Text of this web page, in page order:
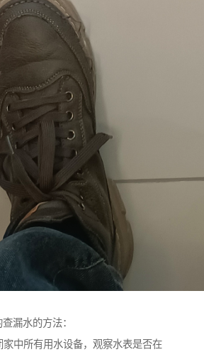
漏水的方法：
家中所有用水设备，观察水表是否在